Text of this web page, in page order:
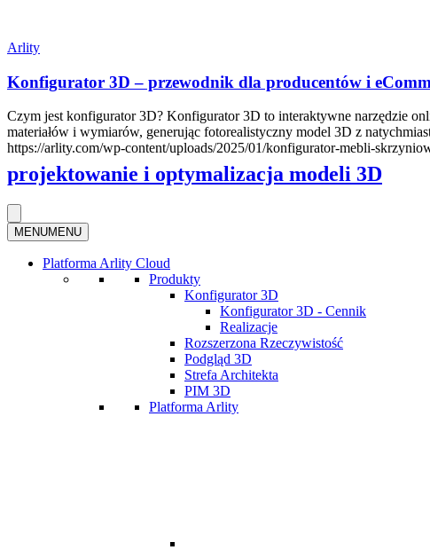
projektowanie i optymalizacja modeli 3D
MENUMENU
Platforma Arlity Cloud
Produkty
Konfigurator 3D
Konfigurator 3D - Cennik
Realizacje
Rozszerzona Rzeczywistość
Podgląd 3D
Strefa Architekta
PIM 3D
Platforma Arlity
Arlity
Konfigurator 3D – przewodnik dla producentów i
Czym jest konfigurator 3D? Konfigurator 3D to interaktywne narzędzie
materiałów i wymiarów, generując fotorealistyczny model 3D z
https://arlity.com/wp-content/uploads/2025/01/konfigurator-mebli-